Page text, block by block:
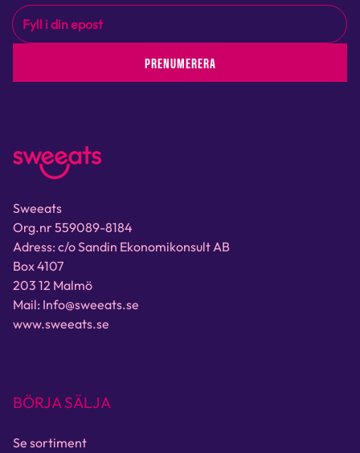
PRENUMERERA
Sweeats
Org.nr 559089-8184
Adress: c/o Sandin Ekonomikonsult AB
Box 4107
203 12 Malmö
Mail: Info@sweeats.se
www.sweeats.se
BÖRJA SÄLJA
Se sortiment